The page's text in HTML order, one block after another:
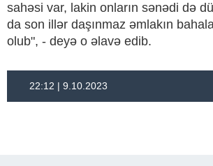
sahəsi var, lakin onların sənədi də
da son illər daşınmaz əmlakın
olub", - deyə o əlavə edib.
22:12 | 9.10.2023